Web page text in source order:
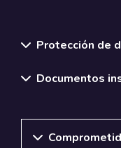
Protección de
Documentos